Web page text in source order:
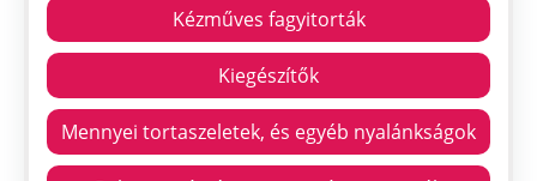
Kézműves fagyitorták
Kiegészítők
Mennyei tortaszeletek, és egyéb nyalánkságok